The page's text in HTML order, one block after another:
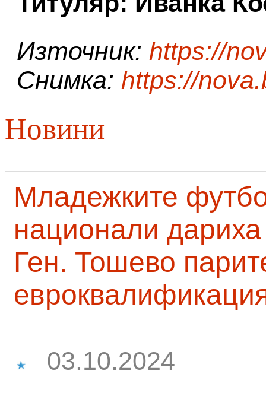
Източник: https://
Снимка: https://
Новини
Младежките
национали
Ген. Тошево
03.10.2024